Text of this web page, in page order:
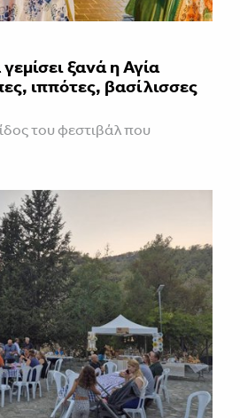
ξανά η Αγία
ιππότες, βασίλισσες
του φεστιβάλ που